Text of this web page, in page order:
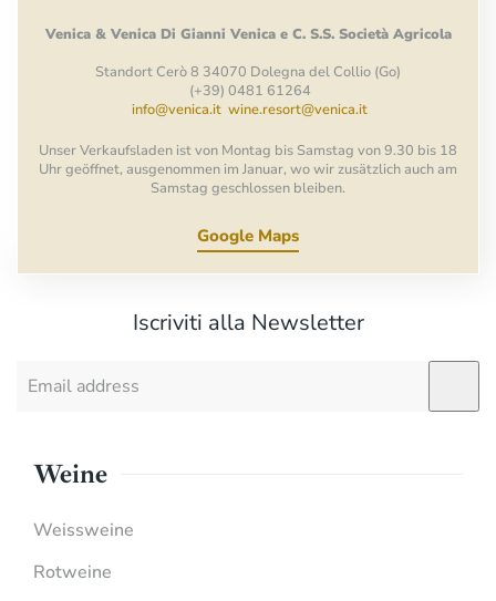
Venica & Venica Di Gianni Venica e C. S.S. Società Agricola
Standort Cerò 8 34070 Dolegna del Collio (Go)
(+39) 0481 61264
info@venica.it wine.resort@venica.it
Unser Verkaufsladen ist von Montag bis Samstag von 9.30 bis 18
Uhr geöffnet, ausgenommen im Januar, wo wir zusätzlich auch am
Samstag geschlossen bleiben.
Google Maps
Iscriviti alla Newsletter
Weine
Weissweine
Rotweine